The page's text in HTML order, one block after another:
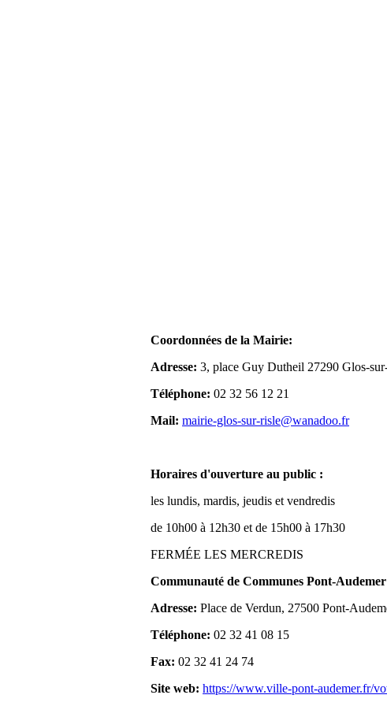
Coordonnées de la Mairie:
Adresse: 3, place Guy Dutheil 27290 Glos-
Téléphone: 02 32 56 12 21
Mail: mairie-glos-sur-risle@wanadoo.fr
Horaires d'ouverture au public :
les lundis, mardis, jeudis et vendredis
de 10h00 à 12h30 et de 15h00 à 17h30
FERMÉE LES MERCREDIS
Communauté de Communes Pont-
Adresse: Place de Verdun, 27500 Pont-
Téléphone: 02 32 41 08 15
Fax: 02 32 41 24 74
Site web: https://www.ville-pont-audemer.fr/